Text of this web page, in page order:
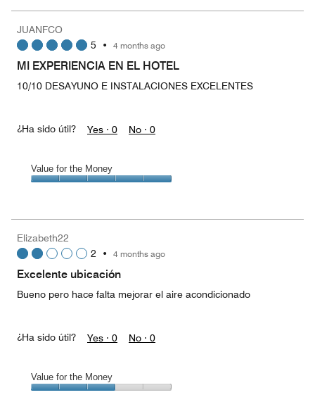
5
4
out
of
JUANFCO
5 • 4 months ago
MI EXPERIENCIA EN EL HOTEL
10/10 DESAYUNO E INSTALACIONES EXCELENTES
¿Ha sido útil? Yes · 0 No · 0
Value for the Money
5
out
Elizabeth22
2 • 4 months ago
Excelente ubicación
Bueno pero hace falta mejorar el aire acondicionado
¿Ha sido útil? Yes · 0 No · 0
Value for the Money